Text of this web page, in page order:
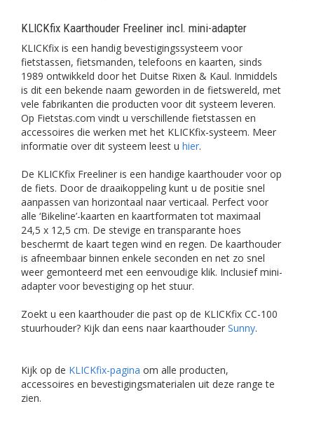
KLICKfix Kaarthouder Freeliner incl. mini-adapter
KLICKfix is een handig bevestigingssysteem voor
fietstassen, fietsmanden, telefoons en kaarten, sinds
1989 ontwikkeld door het Duitse Rixen & Kaul. Inmiddels
is dit een bekende naam geworden in de fietswereld, met
vele fabrikanten die producten voor dit systeem leveren.
Op Fietstas.com vindt u verschillende fietstassen en
accessoires die werken met het KLICKfix-systeem. Meer
informatie over dit systeem leest u hier.
De KLICKfix Freeliner is een handige kaarthouder voor op
de fiets. Door de draaikoppeling kunt u de positie snel
aanpassen van horizontaal naar verticaal. Perfect voor
alle ‘Bikeline’-kaarten en kaartformaten tot maximaal
24,5 x 12,5 cm. De stevige en transparante hoes
beschermt de kaart tegen wind en regen. De kaarthouder
is afneembaar binnen enkele seconden en net zo snel
weer gemonteerd met een eenvoudige klik. Inclusief mini-
adapter voor bevestiging op het stuur.
Zoekt u een kaarthouder die past op de KLICKfix CC-100
stuurhouder? Kijk dan eens naar kaarthouder Sunny.
Kijk op de KLICKfix-pagina om alle producten,
accessoires en bevestigingsmaterialen uit deze range te
zien.